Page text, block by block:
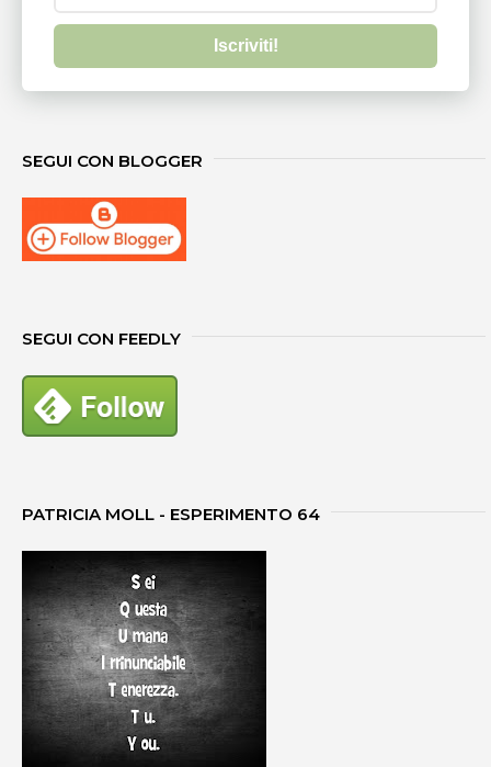
Iscriviti!
SEGUI CON BLOGGER
SEGUI CON FEEDLY
PATRICIA MOLL - ESPERIMENTO 64